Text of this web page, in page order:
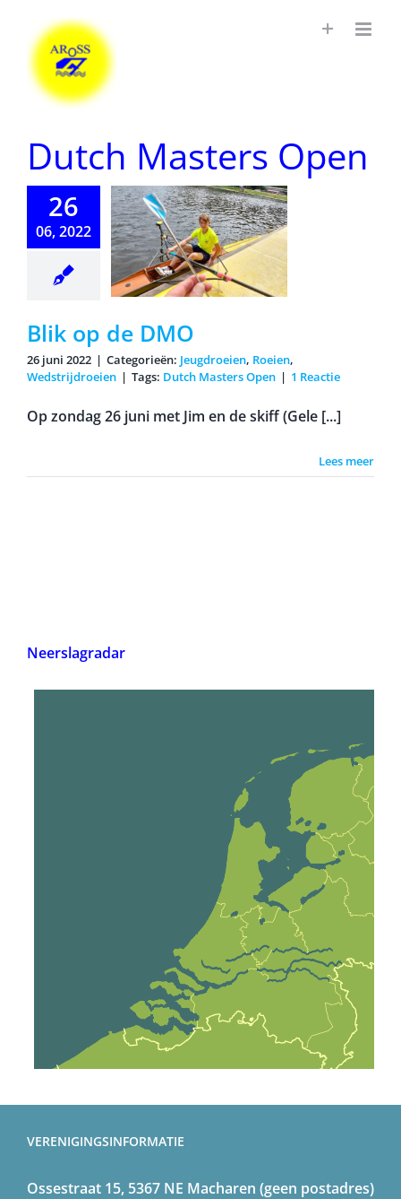
Dutch Masters Open
26
06, 2022
de DMO
Blik op de DMO
26 juni 2022 | Categorieën: Jeugdroeien, Roeien,
Wedstrijdroeien | Tags: Dutch Masters Open | 1 Reactie
Op zondag 26 juni met Jim en de skiff (Gele [...]
Lees meer
Neerslagradar
VERENIGINGSINFORMATIE
Ossestraat 15, 5367 NE Macharen (geen postadres)